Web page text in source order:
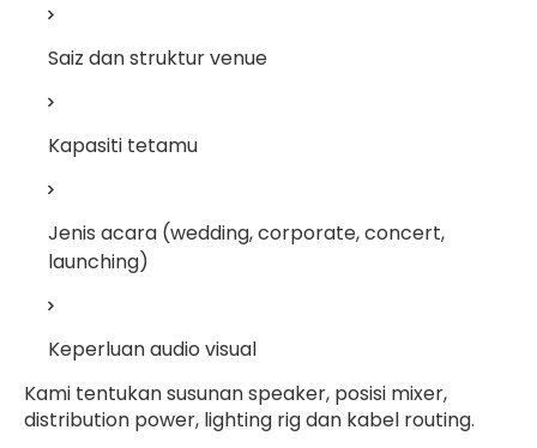
Saiz dan struktur venue
Kapasiti tetamu
Jenis acara (wedding, corporate, concert,
launching)
Keperluan audio visual
Kami tentukan susunan speaker, posisi mixer,
distribution power, lighting rig dan kabel routing.